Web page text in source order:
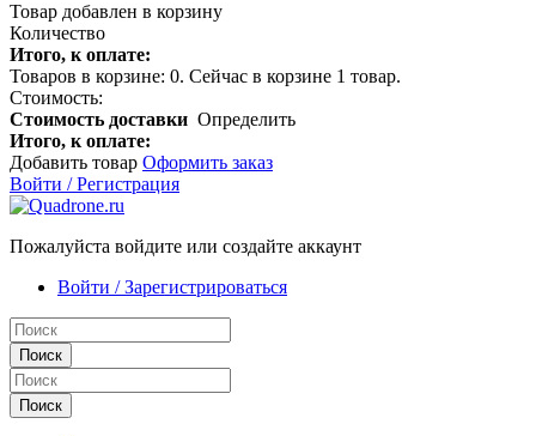
Товар добавлен в корзину
Количество
Итого, к оплате:
Товаров в корзине: 0. Сейчас в корзине 1 товар.
Стоимость:
Стоимость доставки Определить
Итого, к оплате:
Добавить товар Оформить заказ
Войти / Регистрация
Пожалуйста войдите или создайте аккаунт
Войти / Зарегистрироваться
Поиск
Поиск